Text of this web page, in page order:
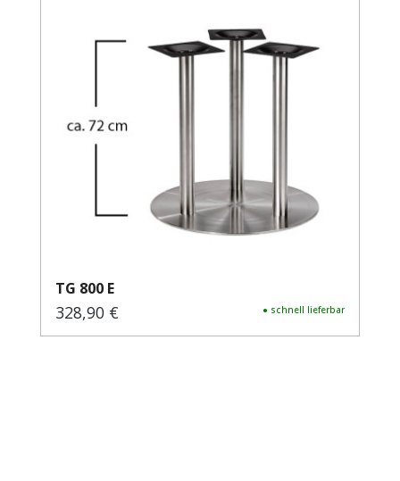
TG 800 E
Regulärer Preis:
328,90 € ● schnell lieferbar